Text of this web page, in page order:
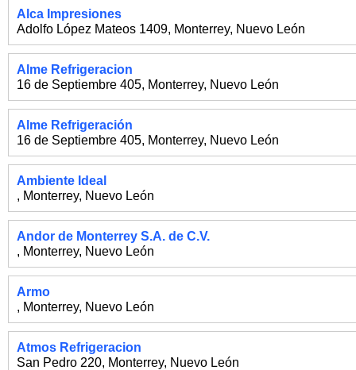
Alca Impresiones
Adolfo López Mateos 1409, Monterrey, Nuevo León
Alme Refrigeracion
16 de Septiembre 405, Monterrey, Nuevo León
Alme Refrigeración
16 de Septiembre 405, Monterrey, Nuevo León
Ambiente Ideal
, Monterrey, Nuevo León
Andor de Monterrey S.A. de C.V.
, Monterrey, Nuevo León
Armo
, Monterrey, Nuevo León
Atmos Refrigeracion
San Pedro 220, Monterrey, Nuevo León